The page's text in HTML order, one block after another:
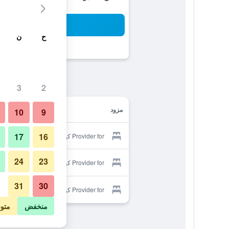
مزود
Provider for كينكو. هوستل + كافي
Provider for كينكو. هوستل + كافي
Provider for كينكو. هوستل + كافي
ح ن
2
3
9
10
16
17
23
24
30
31
منخفض